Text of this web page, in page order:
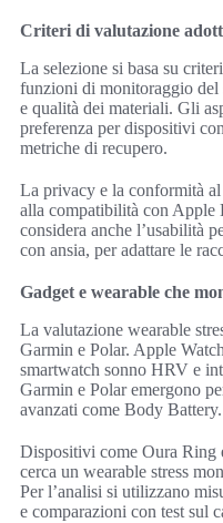
Criteri di valutazione
La selezione si basa su
funzioni di monitoraggio del
e qualità dei materiali. Gli
preferenza per dispositivi
metriche di recupero.
La privacy e la conformità
alla compatibilità con Apple
considera anche l’usabilità
con ansia, per adattare le
Gadget e wearable che
La valutazione wearable
Garmin e Polar. Apple
smartwatch sonno HRV e
Garmin e Polar emergono
avanzati come Body Battery.
Dispositivi come Oura Ring
cerca un wearable stress
Per l’analisi si utilizzano
e comparazioni con test sul